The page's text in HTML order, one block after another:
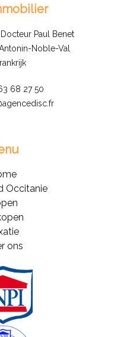
Paul Benet
Noble-Val
68 27 50
Occitanie
ons